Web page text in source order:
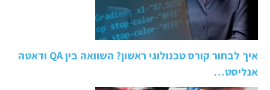
איך לבחור קורס טכנולוגי ראשון? השוואה בין QA ודאטה
אנליסט…